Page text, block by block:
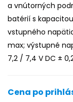
a vnútorných
batérií s kapacitou:
vstupného
max; výstupné
7,2 / 7,4 V DC ±
Cena po